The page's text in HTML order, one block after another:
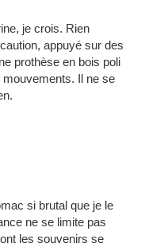
je crois. Rien
appuyé sur des
prothèse en bois poli
Il ne se
si brutal que je le
ne se limite pas
les souvenirs se